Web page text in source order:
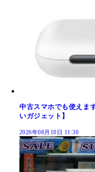
中古スマホでも使えま
いガジェット】
2026年08月10日 11:30